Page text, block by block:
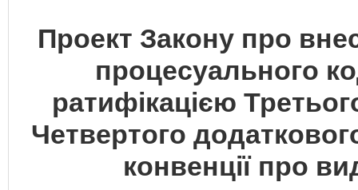
Проект Закону про
процесуального
ратифікацією
Четвертого
конвенції про